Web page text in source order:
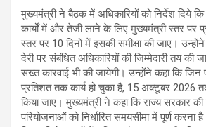
मुख्यमंत्री ने बैठक में अधिकारियों को निर्देश दिये
कार्यों में और तेजी लाने के लिए मुख्यमंत्री स्तर पर
स्तर पर 10 दिनों में इसकी समीक्षा की जाए।
देरी पर संबंधित अधिकारियों की जिम्मेदारी तय की
सख्त कारवाई भी की जायेगी। उन्होंने कहा कि जिन
प्रतिशत तक कार्य हो चुका है, 15 अक्टूबर 2026
किया जाए। मुख्यमंत्री ने कहा कि राज्य सरकार की
परियोजनाओं को निर्धारित समयसीमा में पूर्ण करना